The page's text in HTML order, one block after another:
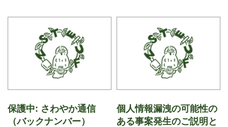
保護中: さわやか通信
（バックナンバー）
個人情報漏洩の可能性の
ある事案発生のご説明と